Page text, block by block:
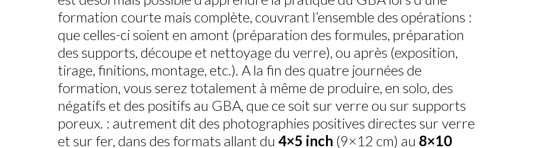
formation courte mais complète, couvrant l’ensemble des opérations :
que celles-ci soient en amont (préparation des formules, préparation
des supports, découpe et nettoyage du verre), ou après (exposition,
tirage, finitions, montage, etc.). A la fin des quatre journées de
formation, vous serez totalement à même de produire, en solo, des
négatifs et des positifs au GBA, que ce soit sur verre ou sur supports
poreux. : autrement dit des photographies positives directes sur verre
et sur fer, dans des formats allant du 4×5 inch (9×12 cm) au 8×10